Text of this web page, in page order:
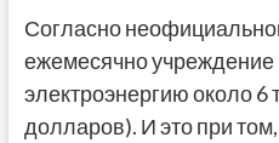
Согласно
ежемесячно учреждение
электроэнергию около 6
долларов). И это при